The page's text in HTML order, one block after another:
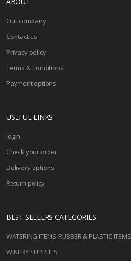
Our company
Contact us
Privacy policy
Terms & Conditions
Payment options
USEFUL LINKS
login
Check your order
Delivery options
Return policy
BEST SELLERS CATEGORIES
WATERING ITEMS-RUBBER & PLASTIC ITEMS
WINERY SUPPLIES